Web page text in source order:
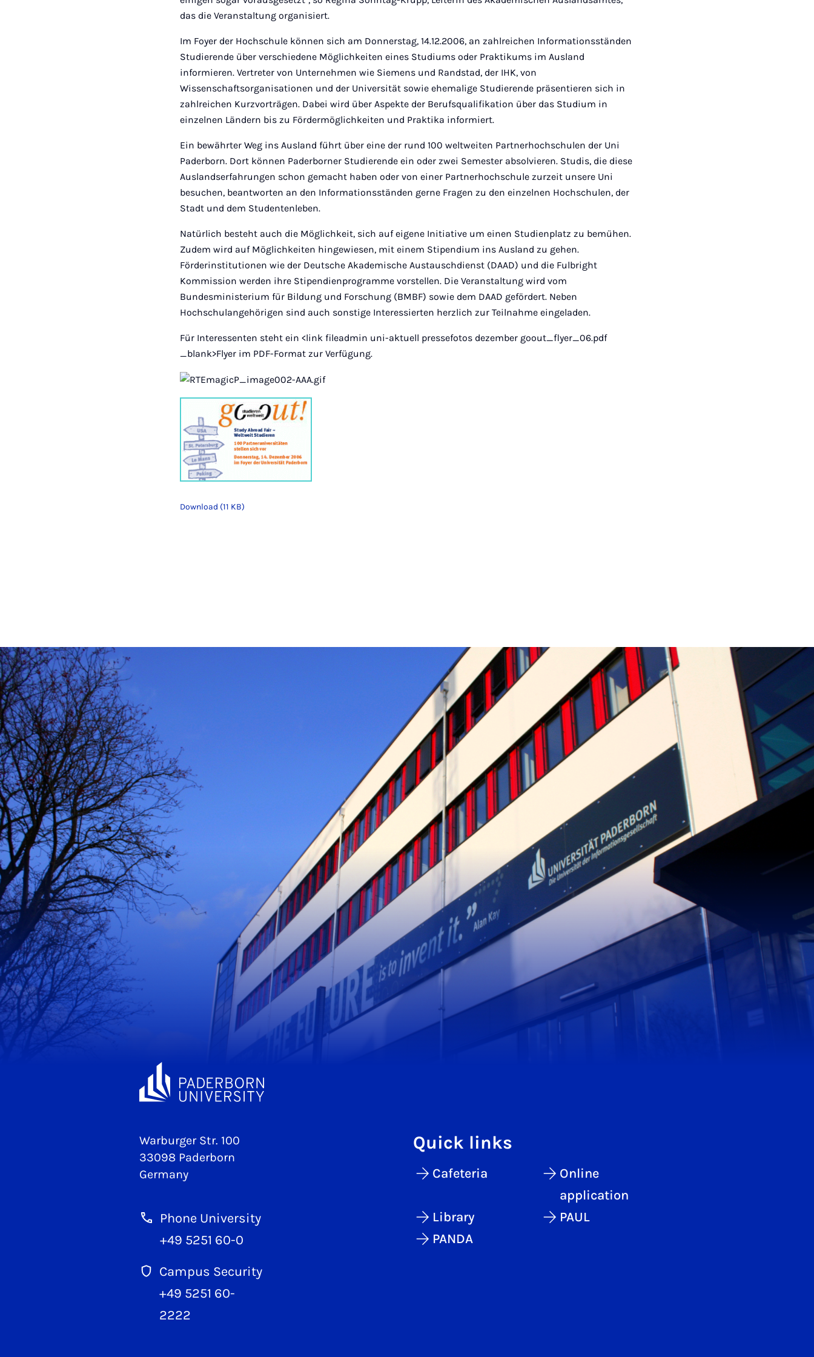
das die Veranstaltung organisiert.
Im Foyer der Hochschule können sich am Donnerstag, 14.12.2006, an zahlreichen Informationsständen
Studierende über verschiedene Möglichkeiten eines Studiums oder Praktikums im Ausland
informieren. Vertreter von Unternehmen wie Siemens und Randstad, der IHK, von
Wissenschaftsorganisationen und der Universität sowie ehemalige Studierende präsentieren sich in
zahlreichen Kurzvorträgen. Dabei wird über Aspekte der Berufsqualifikation über das Studium in
einzelnen Ländern bis zu Fördermöglichkeiten und Praktika informiert.
Ein bewährter Weg ins Ausland führt über eine der rund 100 weltweiten Partnerhochschulen der Uni
Paderborn. Dort können Pader­borner Studierende ein oder zwei Semester absolvieren. Studis, die diese
Auslandserfahrungen schon gemacht haben oder von einer Partnerhochschule zurzeit unsere Uni
besuchen, beantworten an den Informationsständen gerne Fragen zu den einzelnen Hochschulen, der
Stadt und dem Studentenleben.
Natürlich besteht auch die Möglichkeit, sich auf eigene Initiative um einen Studienplatz zu bemühen.
Zudem wird auf Möglichkeiten hingewiesen, mit einem Stipendium ins Ausland zu gehen.
Förderinstitutionen wie der Deutsche Akademische Austauschdienst (DAAD) und die Fulbright
Kommission werden ihre Stipendienprogramme vorstellen. Die Veranstaltung wird vom
Bundesministerium für Bildung und Forschung (BMBF) sowie dem DAAD gefördert. Neben
Hochschulangehörigen sind auch sonstige Interessierten herzlich zur Teilnahme eingeladen.
Für Interessenten steht ein <link fileadmin uni-aktuell pressefotos dezember goout_flyer_06.pdf
_blank>Flyer im PDF-Format zur Verfügung.
Download (11 KB)
Warburger Str. 100
33098 Paderborn
Germany
Phone University
+49 5251 60-0
Campus Security
+49 5251 60-
2222
Quick links
Cafeteria
Online
application
Library
PAUL
PANDA